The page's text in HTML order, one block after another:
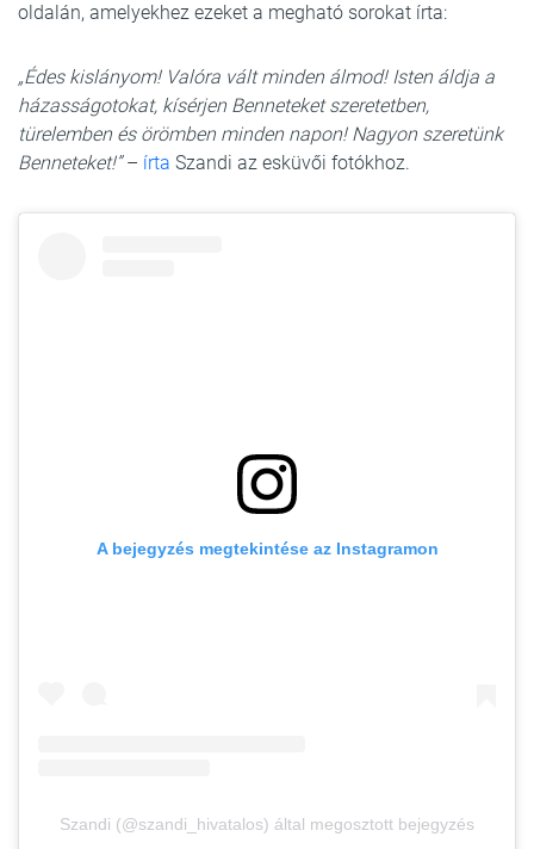
oldalán, amelyekhez ezeket a megható sorokat írta:
„Édes kislányom! Valóra vált minden álmod! Isten áldja a
házasságotokat, kísérjen Benneteket szeretetben,
türelemben és örömben minden napon! Nagyon szeretünk
Benneteket!”– írta Szandi az esküvői fotókhoz.
A bejegyzés megtekintése az Instagramon
Szandi (@szandi_hivatalos) által megosztott bejegyzés